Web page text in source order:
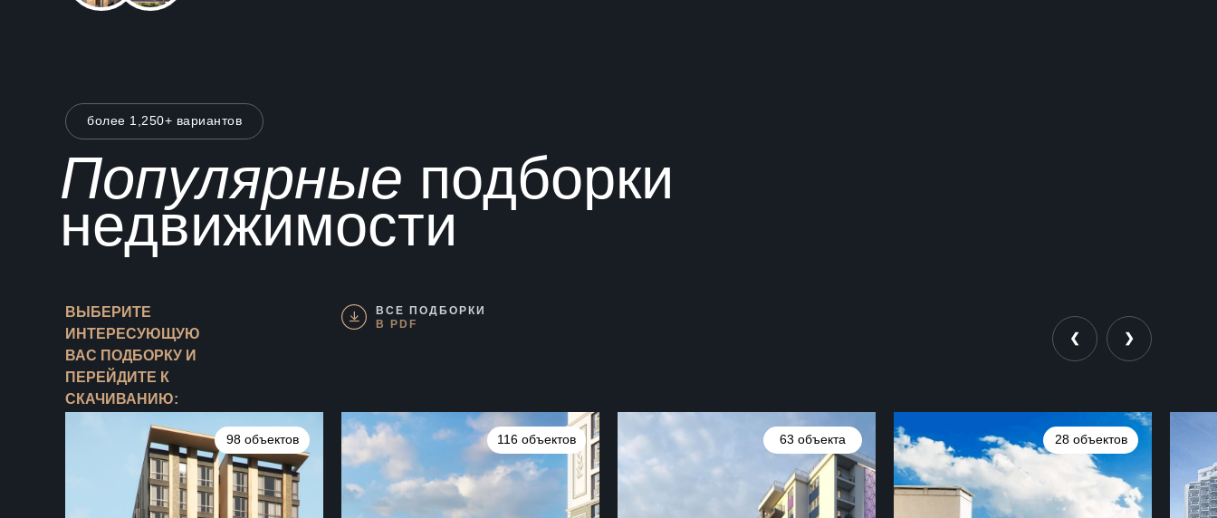
ВЫБЕРИТЕ
ИНТЕРЕСУЮЩУЮ
ВАС ПОДБОРКУ И
ПЕРЕЙДИТЕ К
СКАЧИВАНИЮ:
Популярные подборки
недвижимости
более 1,250+ вариантов
ВСЕ ПОДБОРКИ
В PDF
❯
❮
98 объектов 116 объектов 63 объекта 28 объектов